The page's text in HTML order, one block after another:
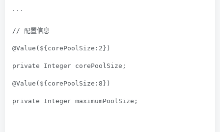
```
// 配置信息
@Value ( ${corePoolSize:2} )
private Integer corePoolSize;
@Value ( ${corePoolSize:8} )
private Integer maximumPoolSize;